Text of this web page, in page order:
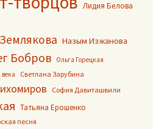
Лидия Белова
Назым Изжанова
Бобров Ольга Горецкая
Светлана Зарубина
София Давиташвили
Татьяна Ерошенко
песня